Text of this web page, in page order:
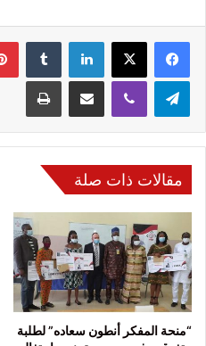
فيسبوك لينكدإن
مقالات ذات صلة
“منحة المفكر أنطون سعاده” لطلبة